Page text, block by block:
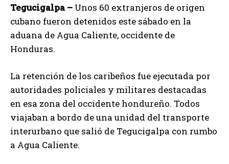
Tegucigalpa – Unos 60 extranjeros de origen
cubano fueron detenidos este sábado en la
aduana de Agua Caliente, occidente de
Honduras.
La retención de los caribeños fue ejecutada por
autoridades policiales y militares destacadas
en esa zona del occidente hondureño. Todos
viajaban a bordo de una unidad del transporte
interurbano que salió de Tegucigalpa con rumbo
a Agua Caliente.